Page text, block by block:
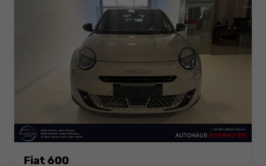
Fiat 600